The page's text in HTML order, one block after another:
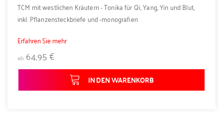
TCM mit westlichen Kräutern - Tonika für Qi, Yang, Yin und Blut,
inkl. Pflanzensteckbriefe und -monografien
Erfahren Sie mehr
ab 64,95 €
IN DEN WARENKORB